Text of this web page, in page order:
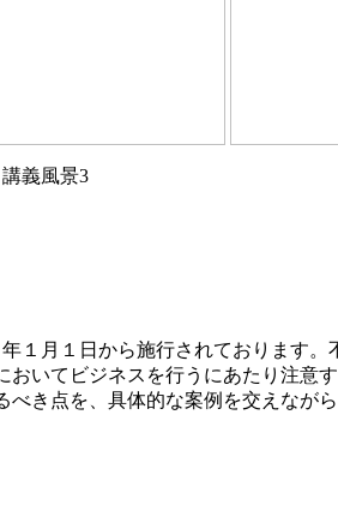
講義風景3
１月１日から施行されております
いてビジネスを行うにあたり注
き点を、具体的な案例を交えなが